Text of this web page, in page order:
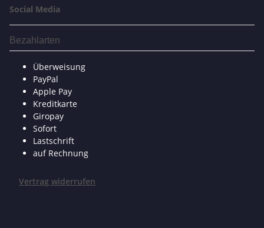
Social Media
Bezahlarten
Überweisung
PayPal
Apple Pay
Kreditkarte
Giropay
Sofort
Lastschrift
auf Rechnung
Vertrag widerrufen